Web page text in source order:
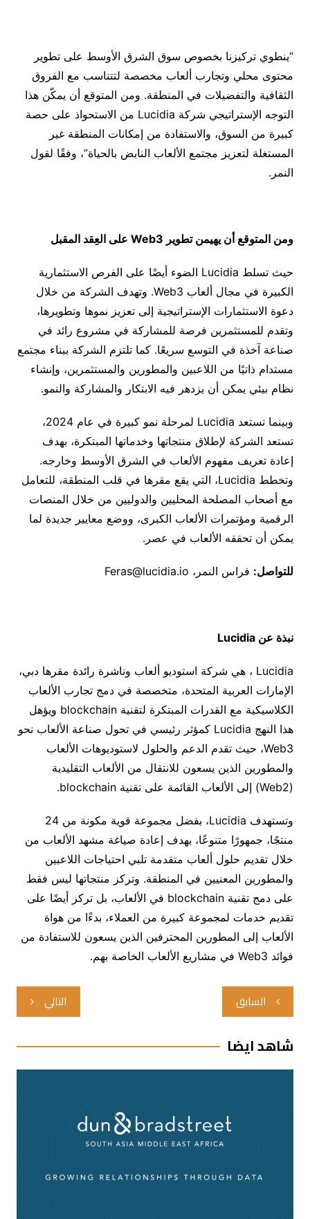
“ينطوي تركيزنا بخصوص سوق الشرق الأوسط على تطوير
محتوى محلي وتجارب ألعاب مخصصة لتتناسب مع الفروق
الثقافية والتفضيلات في المنطقة. ومن المتوقع أن يمكّن هذا
التوجه الإستراتيجي شركة Lucidia من الاستحواذ على حصة
كبيرة من السوق، والاستفادة من إمكانات المنطقة غير
المستغلة لتعزيز مجتمع الألعاب النابض بالحياة”، وفقًا لقول
النمر.
ومن المتوقع أن يهيمن تطوير Web3على العِقد المقبل
حيث تسلط Lucidia الضوء أيضًا على الفرص الاستثمارية
الكبيرة في مجال ألعاب Web3. وتهدف الشركة من خلال
دعوة الاستثمارات الإستراتيجية إلى تعزيز نموها وتطويرها،
وتقدم للمستثمرين فرصة للمشاركة في مشروع رائد في
صناعة آخذة في التوسع سريعًا. كما تلتزم الشركة ببناء مجتمع
مستدام ذاتيًا من اللاعبين والمطورين والمستثمرين، وإنشاء
نظام بيئي يمكن أن يزدهر فيه الابتكار والمشاركة والنمو.
وبينما تستعد Lucidia لمرحلة نمو كبيرة في عام 2024،
تستعد الشركة لإطلاق منتجاتها وخدماتها المبتكرة، بهدف
إعادة تعريف مفهوم الألعاب في الشرق الأوسط وخارجه.
وتخطط Lucidia، التي يقع مقرها في قلب المنطقة، للتعامل
مع أصحاب المصلحة المحليين والدوليين من خلال المنصات
الرقمية ومؤتمرات الألعاب الكبرى، ووضع معايير جديدة لما
يمكن أن تحققه الألعاب في عصر.
للتواصل: فراس النمر، Feras@lucidia.io
نبذة عن Lucidia
Lucidia ، هي شركة استوديو ألعاب وناشرة رائدة مقرها دبي،
الإمارات العربية المتحدة، متخصصة في دمج تجارب الألعاب
الكلاسيكية مع القدرات المبتكرة لتقنية blockchain ويؤهل
هذا النهج Lucidia كمؤثر رئيسي في تحول صناعة الألعاب نحو
Web3، حيث تقدم الدعم والحلول لاستوديوهات الألعاب
والمطورين الذين يسعون للانتقال من الألعاب التقليدية
(Web2) إلى الألعاب القائمة على تقنية blockchain.
وتستهدف Lucidia، بفضل مجموعة قوية مكونة من 24
منتجًا، جمهورًا متنوعًا، بهدف إعادة صياغة مشهد الألعاب من
خلال تقديم حلول ألعاب متقدمة تلبي احتياجات اللاعبين
والمطورين المعنيين في المنطقة. وتركز منتجاتها ليس فقط
على دمج تقنية blockchain في الألعاب، بل تركز أيضًا على
تقديم خدمات لمجموعة كبيرة من العملاء، بدءًا من هواة
الألعاب إلى المطورين المحترفين الذين يسعون للاستفادة من
فوائد Web3 في مشاريع الألعاب الخاصة بهم.
تصفّح
المقالات
السابق التالي
شاهد ايضا